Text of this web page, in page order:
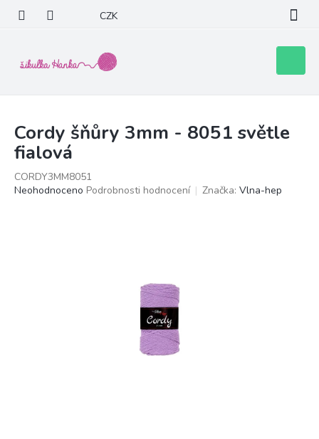
obsah
CZK
košík
Cordy šňůry 3mm - 8051 světle
fialová
CORDY3MM8051
Průměrné
Neohodnoceno Podrobnosti hodnocení Značka: Vlna-hep